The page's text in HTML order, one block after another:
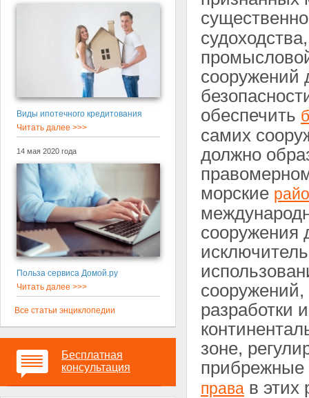
Виды ипотечного кредитования
Читать далее >>>
14 мая 2020 года
Польза сервиса Домой.ру
Читать далее >>>
Все статьи энциклопедии
Бесплатная
консультация
сооружений
обеспечить
самих
должно
морские
сооружения
сооружений,
разработки
зоне,
прибрежные
права в этих